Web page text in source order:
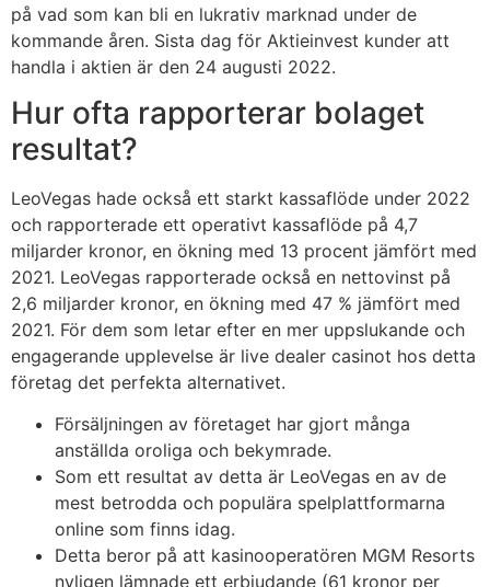
på vad som kan bli en lukrativ marknad under de
kommande åren. Sista dag för Aktieinvest kunder att
handla i aktien är den 24 augusti 2022.
Hur ofta rapporterar bolaget
resultat?
LeoVegas hade också ett starkt kassaflöde under 2022
och rapporterade ett operativt kassaflöde på 4,7
miljarder kronor, en ökning med 13 procent jämfört med
2021. LeoVegas rapporterade också en nettovinst på
2,6 miljarder kronor, en ökning med 47 % jämfört med
2021. För dem som letar efter en mer uppslukande och
engagerande upplevelse är live dealer casinot hos detta
företag det perfekta alternativet.
Försäljningen av företaget har gjort många
anställda oroliga och bekymrade.
Som ett resultat av detta är LeoVegas en av de
mest betrodda och populära spelplattformarna
online som finns idag.
Detta beror på att kasinooperatören MGM Resorts
nyligen lämnade ett erbjudande (61 kronor per